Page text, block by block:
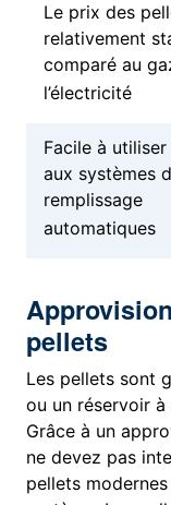
Le prix des
relativement
comparé au
l’électricité
Facile à
aux systèmes
remplissage
automatiques
pellets
Les pellets sont
ou un réservoir
Grâce à un
ne devez pas
pellets